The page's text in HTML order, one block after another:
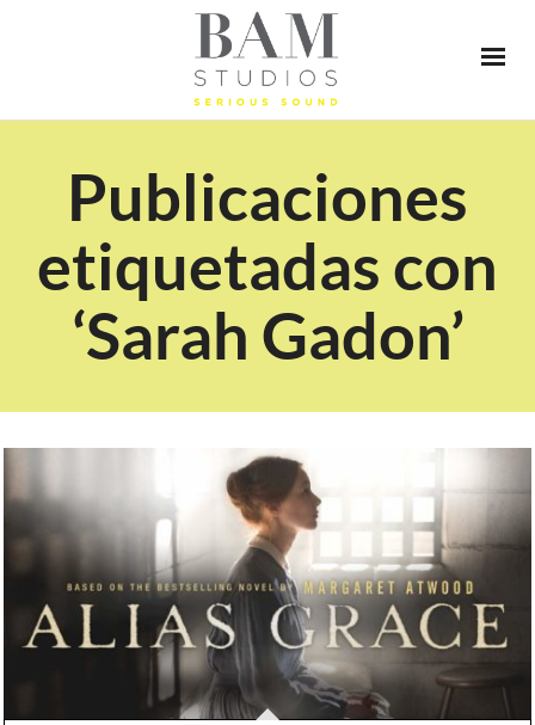
Publicaciones
etiquetadas con
‘Sarah Gadon’